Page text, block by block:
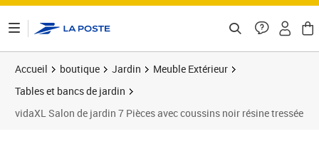
Accueil boutique Jardin
Meuble Extérieur
Tables et bancs de jardin
vidaXL Salon de jardin 7 Pièces avec coussins noir résine tressée